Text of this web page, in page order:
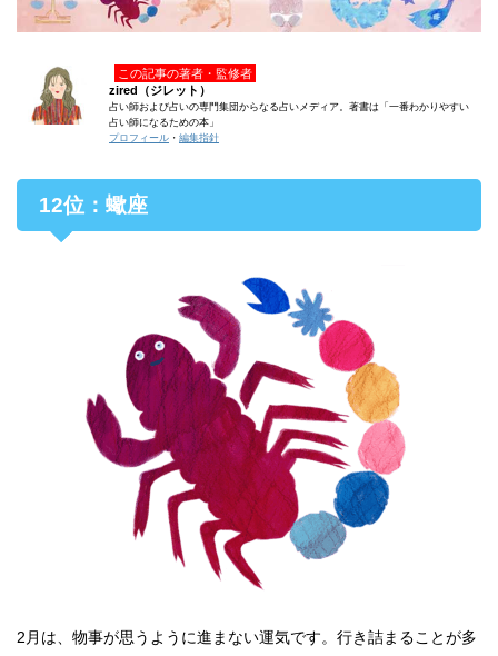
この記事の著者・監修者
zired（ジレット）
占い師および占いの専門集団からなる占いメディア。著書は「一番わかりやすい
占い師になるための本」
プロフィール ・ 編集指針
12位：蠍座
2月は、物事が思うように進まない運気です。行き詰まることが多